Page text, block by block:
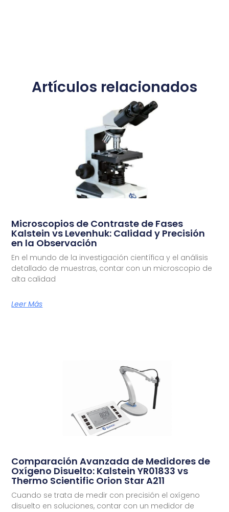
Artículos relacionados
Microscopios de Contraste de Fases
Kalstein vs Levenhuk: Calidad y Precisión
en la Observación
En el mundo de la investigación científica y el análisis
detallado de muestras, contar con un microscopio de
alta calidad
Leer Más
Comparación Avanzada de Medidores de
Oxígeno Disuelto: Kalstein YR01833 vs
Thermo Scientific Orion Star A211
Cuando se trata de medir con precisión el oxígeno
disuelto en soluciones, contar con un medidor de